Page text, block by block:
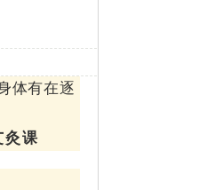
体有在逐
灸课